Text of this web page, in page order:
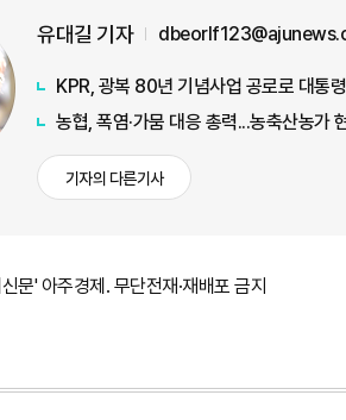
유대길 기자
KPR, 광복 80년 기념사업 공로로 대통
농협, 폭염·가뭄 대응 총력...농축산농가
기자의 다른기사
문' 아주경제. 무단전재·재배포 금지